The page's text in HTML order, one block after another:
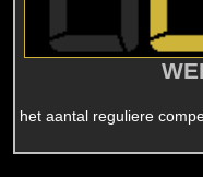
het aantal reguliere